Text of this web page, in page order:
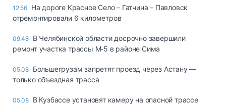
12:56 На дороге Красное Село – Гатчина – Павловск
отремонтировали 6 километров
09:48 В Челябинской области досрочно завершили
ремонт участка трассы М‑5 в районе Сима
05.08 Большегрузам запретят проезд через Астану —
только объездная трасса
05.08 В Кузбассе установят камеру на опасной трассе